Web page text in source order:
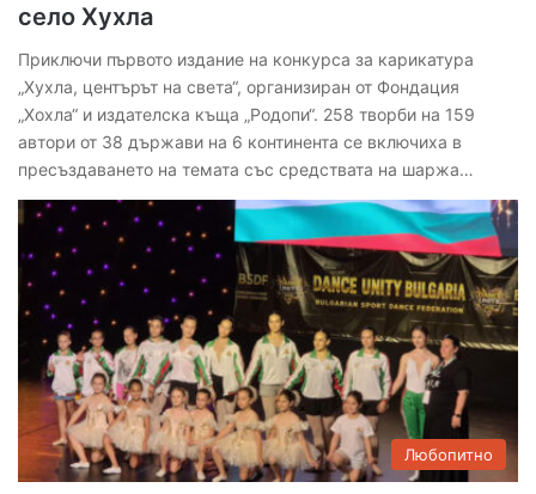
село Хухла
Приключи първото издание на конкурса за карикатура
„Хухла, центърът на света“, организиран от Фондация
„Хохла“ и издателска къща „Родопи“. 258 творби на 159
автори от 38 държави на 6 континента се включиха в
пресъздаването на темата със средствата на шаржа…
Любопитно